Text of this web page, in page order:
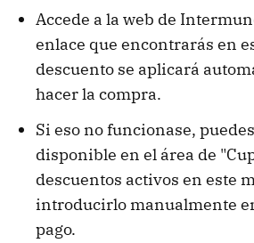
Accede a la web de
enlace que encontrarás en
descuento se aplicará
hacer la compra.
Si eso no funcionase,
disponible en el área de
descuentos activos en este
introducirlo manualmente
pago.